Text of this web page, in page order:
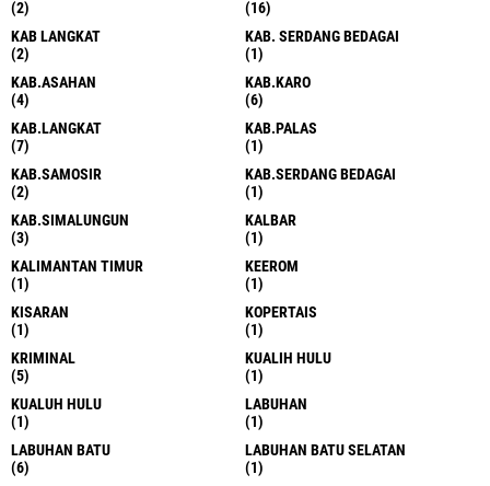
(2)
(16)
KAB LANGKAT
(2)
KAB. SERDANG BEDAGAI
(1)
KAB.ASAHAN
(4)
KAB.KARO
(6)
KAB.LANGKAT
(7)
KAB.PALAS
(1)
KAB.SAMOSIR
(2)
KAB.SERDANG BEDAGAI
(1)
KAB.SIMALUNGUN
(3)
KALBAR
(1)
KALIMANTAN TIMUR
(1)
KEEROM
(1)
KISARAN
(1)
KOPERTAIS
(1)
KRIMINAL
(5)
KUALIH HULU
(1)
KUALUH HULU
(1)
LABUHAN
(1)
LABUHAN BATU
(6)
LABUHAN BATU SELATAN
(1)